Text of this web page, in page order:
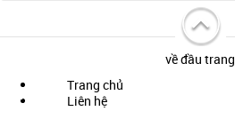
về đầu trang
Trang chủ
Liên hệ